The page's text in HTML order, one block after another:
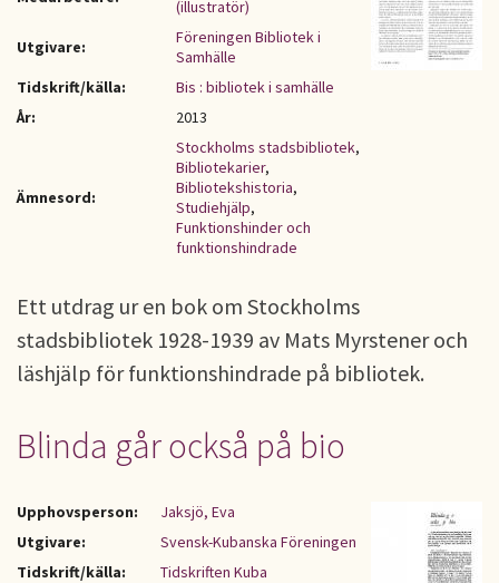
(illustratör)
Utgivare:
Föreningen Bibliotek i
Samhälle
Tidskrift/källa:
Bis : bibliotek i samhälle
År:
2013
Ämnesord:
Stockholms stadsbibliotek,
Bibliotekarier,
Bibliotekshistoria,
Studiehjälp,
Funktionshinder och
funktionshindrade
Ett utdrag ur en bok om Stockholms
stadsbibliotek 1928-1939 av Mats Myrstener och
läshjälp för funktionshindrade på bibliotek.
Blinda går också på bio
Upphovsperson:
Jaksjö, Eva
Utgivare:
Svensk-Kubanska Föreningen
Tidskrift/källa:
Tidskriften Kuba